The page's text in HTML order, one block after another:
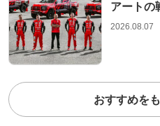
アートの
2026.08.07
おすすめを